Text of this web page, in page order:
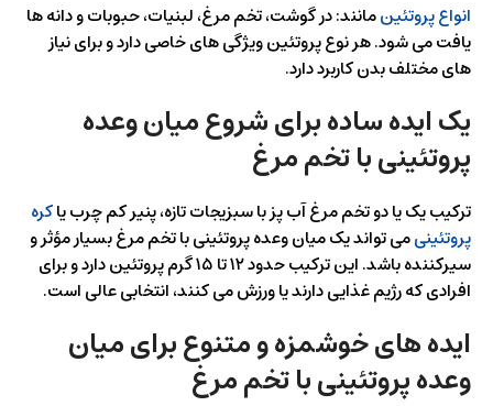
انواع پروتئینمانند: در گوشت، تخم مرغ، لبنیات، حبوبات و دانه ها
یافت می شود. هر نوع پروتئین ویژگی های خاصی دارد و برای نیاز
های مختلف بدن کاربرد دارد.
یک ایده ساده برای شروع میان وعده
پروتئینی با تخم مرغ
ترکیب یک یا دو تخم مرغ آب پز با سبزیجات تازه، پنیر کم چرب یاکره
پروتئینیمی تواند یک میان وعده پروتئینی با تخم مرغ بسیار مؤثر و
سیرکننده باشد. این ترکیب حدود ۱۲ تا ۱۵ گرم پروتئین دارد و برای
افرادی که رژیم غذایی دارند یا ورزش می کنند، انتخابی عالی است.
ایده های خوشمزه و متنوع برای میان
وعده پروتئینی با تخم مرغ